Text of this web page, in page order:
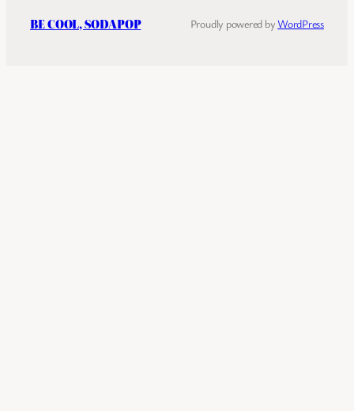
BE COOL, SODAPOP Proudly powered byWordPress